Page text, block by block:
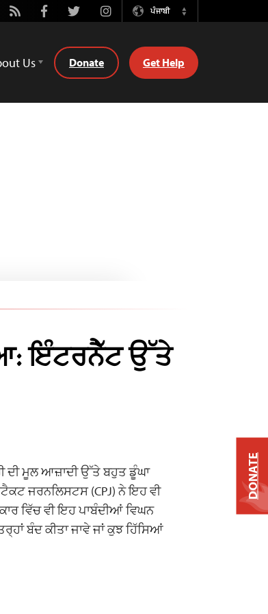
Rss FacebookTwitterInstagramਪੰਜਾਬੀ
Switch
Us Donate Get Help
ਇੰਟਰਨੈੱਟ ਉੱਤੇ
ਦੀ ਮੂਲ ਆਜ਼ਾਦੀ ਉੱਤੇ ਬਹੁਤ ਡੂੰਘਾ
ਜਰਨਲਿਸਟਸ (CPJ) ਨੇ ਇਹ ਵੀ
ਵਿੱਚ ਵੀ ਇਹ ਪਾਬੰਦੀਆਂ ਵਿਘਨ
ਬੰਦ ਕੀਤਾ ਜਾਵੇ ਜਾਂ ਕੁਝ ਹਿੱਸਿਆਂ
DONATE